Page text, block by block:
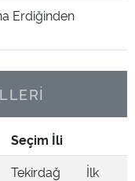
Erdiğinden
Seçim İli
Tekirdağ
İlk